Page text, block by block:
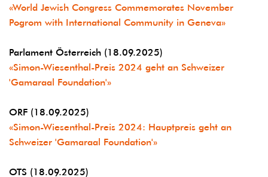
«World Jewish Congress Commemorates November
Pogrom with International Community in Geneva»
Parlament Österreich (18.09.2025)
«Simon-Wiesenthal-Preis 2024 geht an Schweizer
'Gamaraal Foundation'»
ORF (18.09.2025)
«Simon-Wiesenthal-Preis 2024: Hauptpreis geht an
Schweizer 'Gamaraal Foundation'»
OTS (18.09.2025)